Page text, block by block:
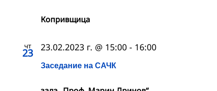
Копривщица
чт
23
Заседание на САЧК
23.02.2023 г. @ 15:00 - 16:00